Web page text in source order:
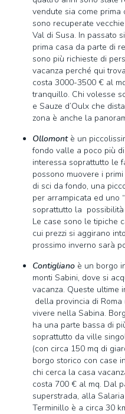
vendute sia come prima
sono recuperate
Val di Susa. In passato
prima casa da parte di
sono più richieste di
vacanza perché qui
costa 3000-3500 € al
tranquillo. Chi volesse
e Sauze d’Oulx che
zona è anche la
Ollomont è un
fondo valle a poco più
interessa soprattutto le
possono muovere i
di sci da fondo, una
per arrampicata ed uno
soprattutto la possibilità
Le case sono le tipiche
cui prezzi si aggirano
prossimo inverno sarà
Contigliano è un borgo
monti Sabini, dove si
vacanza. Queste ultime
della provincia di
vivere nella Sabina.
ha una parte bassa di
soprattutto da ville
(con circa 150 mq di
borgo storico con case
chi cerca la casa
costa 700 € al mq. Dal
superstrada, alla
Terminillo è a circa 30